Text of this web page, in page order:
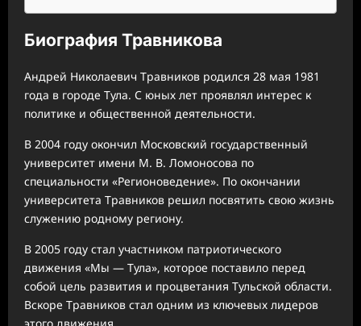
Биография Травникова
Андрей Николаевич Травников родился 28 мая 1981
года в городе Тула. С юных лет проявлял интерес к
политике и общественной деятельности.
В 2004 году окончил Московский государственный
университет имени М. В. Ломоносова по
специальности «Регионоведение». По окончании
университета Травников решил посвятить свою жизнь
служению родному региону.
В 2005 году стал участником патриотического
движения «Мы — Тула», которое поставило перед
собой цель развития и процветания Тульской области.
Вскоре Травников стал одним из ключевых лидеров